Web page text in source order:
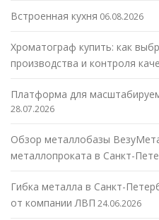
Встроенная кухня 06.08.2026
Хроматограф купить: как
производства и контроля
Платформа для
28.07.2026
Обзор металлобазы
металлопроката в Санкт-
Гибка металла в Санкт-
от компании ЛВП 24.06.2026